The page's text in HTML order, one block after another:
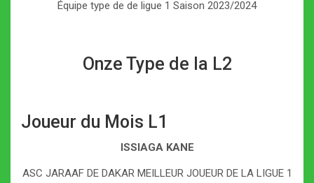
Équipe type de de ligue 1 Saison 2023/2024
Onze Type de la L2
Joueur du Mois L1
ISSIAGA KANE
ASC JARAAF DE DAKAR MEILLEUR JOUEUR DE LA LIGUE 1